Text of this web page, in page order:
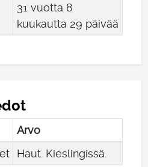
31 vuotta 8
kuukautta 29 päivää
Arvo
Haut. Kieslingissä.